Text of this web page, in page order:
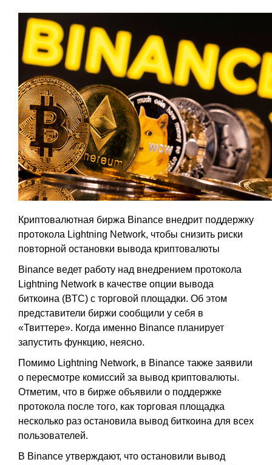
Криптовалютная биржа Binance внедрит поддержку
протокола Lightning Network, чтобы снизить риски
повторной остановки вывода криптовалюты
Binance ведет работу над внедрением протокола
Lightning Network в качестве опции вывода
биткоина (BTC) с торговой площадки. Об этом
представители биржи сообщили у себя в
«Твиттере». Когда именно Binance планирует
запустить функцию, неясно.
Помимо Lightning Network, в Binance также заявили
о пересмотре комиссий за вывод криптовалюты.
Отметим, что в бирже объявили о поддержке
протокола после того, как торговая площадка
несколько раз остановила вывод биткоина для всех
пользователей.
В Binance утверждают, что остановили вывод